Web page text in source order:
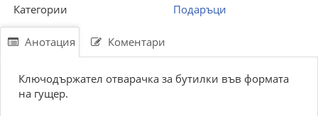
Категории
Подаръци
Анотация Коментари
Ключодържател отварачка за бутилки във формата
на гущер.